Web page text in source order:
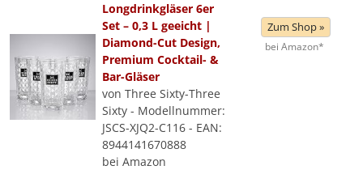
Longdrinkgläser 6er
Set – 0,3 L geeicht |
Diamond-Cut Design,
Premium Cocktail- &
Bar-Gläser
von Three Sixty-Three
Sixty - Modellnummer:
JSCS-XJQ2-C116 - EAN:
8944141670888
bei Amazon
Zum Shop »
bei Amazon*